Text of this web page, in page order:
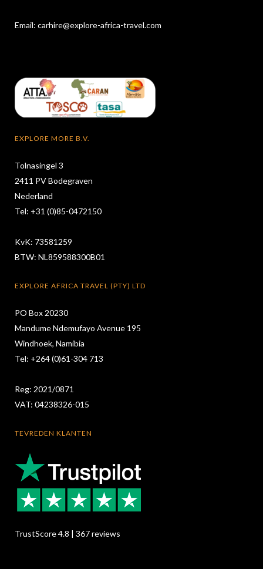
Email: carhire@explore-africa-travel.com
EXPLORE MORE B.V.
Tolnasingel 3
2411 PV Bodegraven
Nederland
Tel: +31 (0)85-0472150
KvK: 73581259
BTW: NL859588300B01
EXPLORE AFRICA TRAVEL (PTY) LTD
PO Box 20230
Mandume Ndemufayo Avenue 195
Windhoek, Namibia
Tel: +264 (0)61-304 713
Reg: 2021/0871
VAT: 04238326-015
TEVREDEN KLANTEN
TrustScore 4.8 | 367 reviews